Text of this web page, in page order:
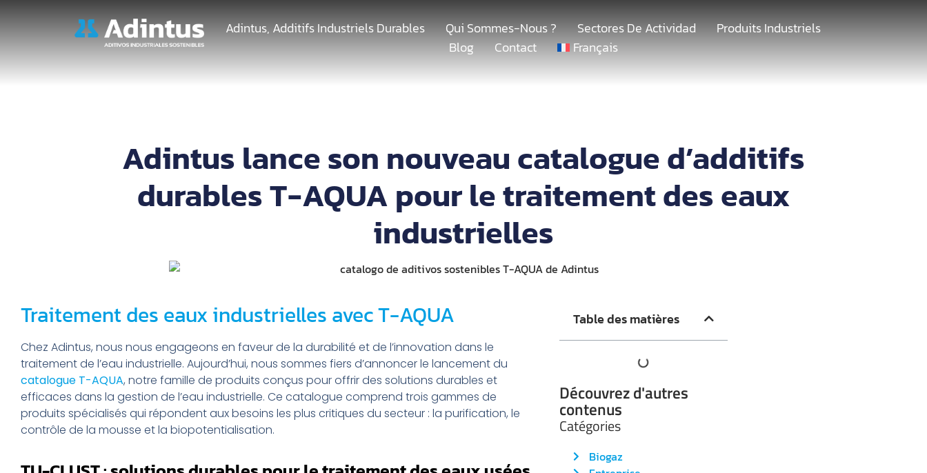
Adintus, Additifs Industriels Durables Qui Sommes-Nous ? Sectores De Actividad
Produits Industriels
Blog
Contact Français
Adintus lance son nouveau catalogue d’additifs
durables T-AQUA pour le traitement des eaux
industrielles
Traitement des eaux industrielles avec T-AQUA
Chez Adintus, nous nous engageons en faveur de la durabilité et de l’innovation dans le
traitement de l’eau industrielle. Aujourd’hui, nous sommes fiers d’annoncer le lancement du
catalogue T-AQUA, notre famille de produits conçus pour offrir des solutions durables et
efficaces dans la gestion de l’eau industrielle. Ce catalogue comprend trois gammes de
produits spécialisés qui répondent aux besoins les plus critiques du secteur : la purification, le
contrôle de la mousse et la biopotentialisation.
Table des matières
Découvrez d'autres
contenus
Catégories
Biogaz